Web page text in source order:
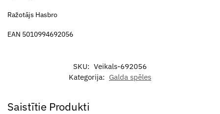
Ražotājs Hasbro
EAN 5010994692056
SKU: Veikals-692056
Kategorija: Galda spēles
Saistītie Produkti